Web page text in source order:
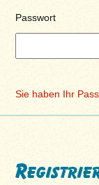
Passwort
Sie haben Ihr